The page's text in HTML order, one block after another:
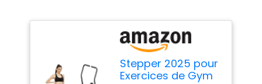
Stepper 2025 pour
Exercices de Gym